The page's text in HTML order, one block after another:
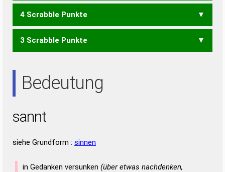
TANNS
4 Scrabble Punkte
ANNS TANN
3 Scrabble Punkte
Bedeutung
sannt
siehe Grundform : sinnen
in Gedanken versunken (über etwas nachdenken,